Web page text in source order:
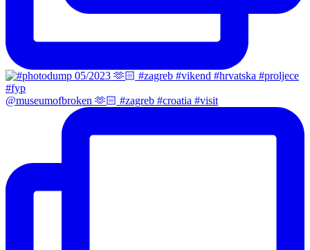
@museumofbroken 🫶🏻 #zagreb #croatia #visit